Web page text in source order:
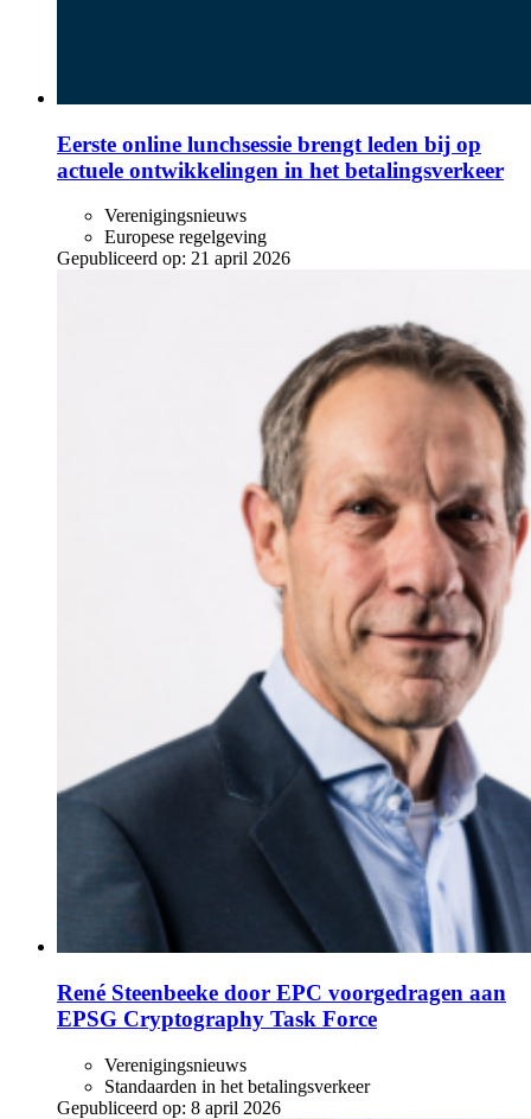
Eerste online lunchsessie brengt leden bij op
actuele ontwikkelingen in het betalingsverkeer
Verenigingsnieuws
Europese regelgeving
Gepubliceerd op: 21 april 2026
René Steenbeeke door EPC voorgedragen aan
EPSG Cryptography Task Force
Verenigingsnieuws
Standaarden in het betalingsverkeer
Gepubliceerd op: 8 april 2026